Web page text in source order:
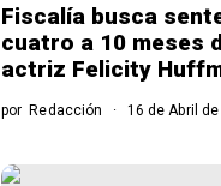
Fiscalía busca
cuatro a 10 meses
actriz Felicity
porRedacción 16 de Abril